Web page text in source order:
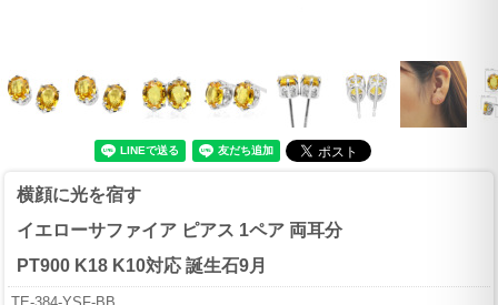
横顔に光を宿す
イエローサファイア ピアス 1ペア 両耳分
PT900 K18 K10対応 誕生石9月